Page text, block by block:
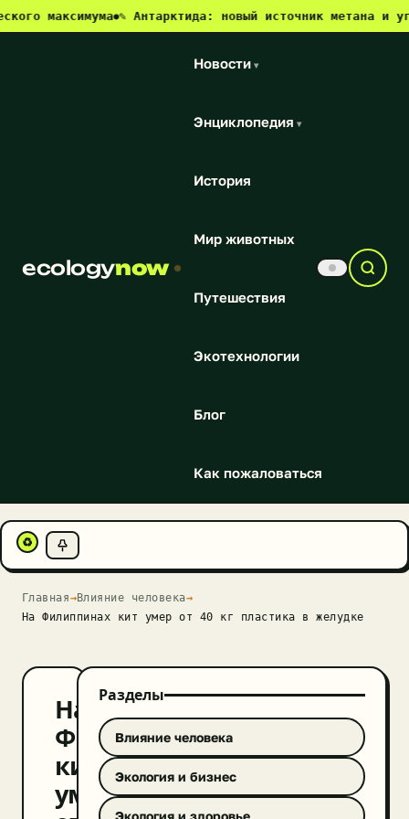
●✎ Антарктида: новый источник метана и угроза
ecologynow
Новости ▾
Энциклопедия ▾
История
Мир животных
Путешествия
Экотехнологии
Блог
Как пожаловаться
♻
Главная→Влияние человека→
На Филиппинах кит умер от 40 кг пластика в желудке
На
Филиппинах
кит
умер
Разделы
Влияние человека
Экология и бизнес
Экология и здоровье